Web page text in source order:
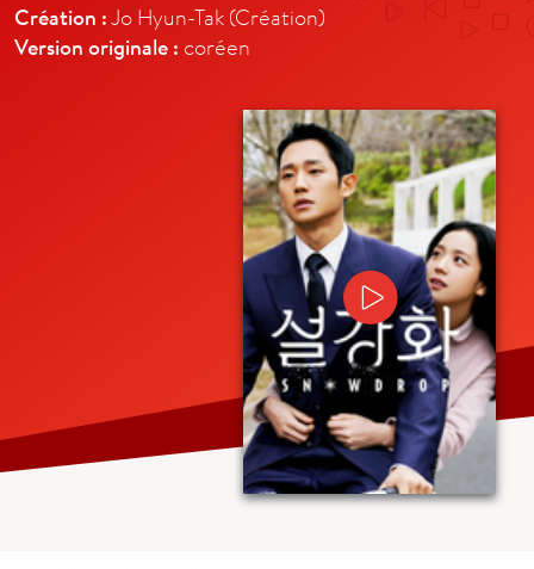
Création :Jo Hyun-Tak (Création)
Version originale : coréen